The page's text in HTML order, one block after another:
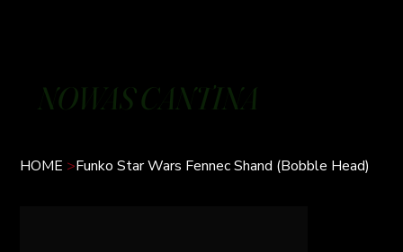
NOWAS CANTINA
HOME >Funko Star Wars Fennec Shand (Bobble Head)